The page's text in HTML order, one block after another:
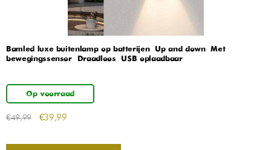
Bamled luxe buitenlamp op batterijen – Up and down – Met
bewegingssensor – Draadloos – USB oplaadbaar
Op voorraad
€49,99 €39,99